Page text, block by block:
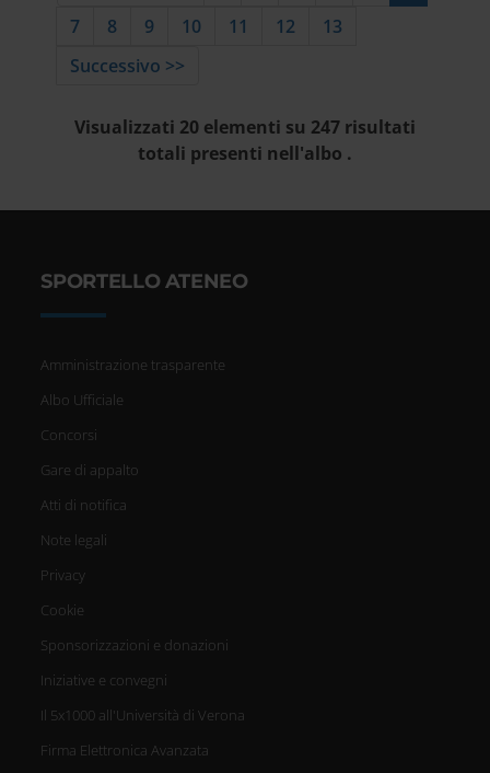
7
8 9 10 11 12
13
Successivo >>
Visualizzati 20 elementi su 247 risultati
totali presenti nell'albo .
SPORTELLO ATENEO
Amministrazione trasparente
Albo Ufficiale
Concorsi
Gare di appalto
Atti di notifica
Note legali
Privacy
Cookie
Sponsorizzazioni e donazioni
Iniziative e convegni
Il 5x1000 all'Università di Verona
Firma Elettronica Avanzata